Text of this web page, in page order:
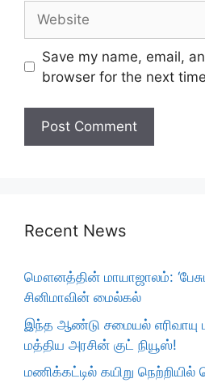
Save my name, email,
browser for the next
Recent News
மௌனத்தின் மாயாஜாலம்:
சினிமாவின் மைல்கல்
இந்த ஆண்டு சமையல் எரிவாயு
மத்திய அரசின் குட் நியூஸ்!
மணிக்கட்டில் கயிறு